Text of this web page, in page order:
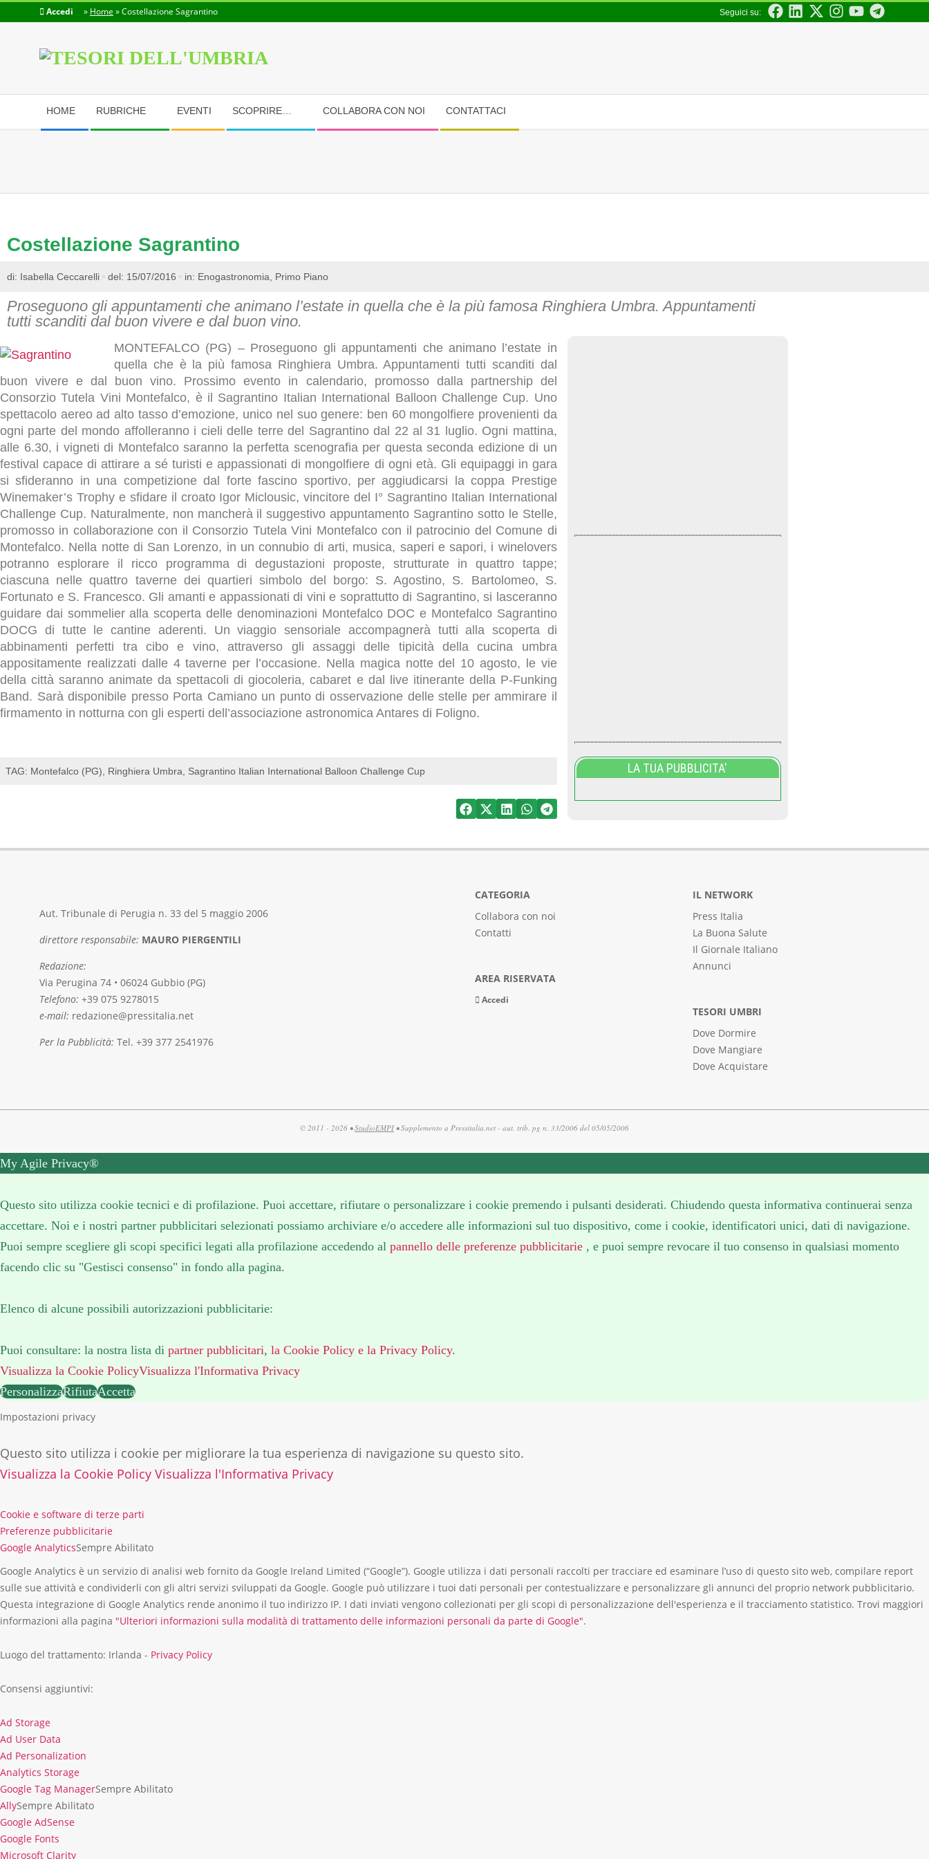
Accedi » Home »Costellazione Sagrantino Seguici su:
DELL'UMBRIA
HOME RUBRICHE EVENTI SCOPRIRE… COLLABORA CON NOI CONTATTACI
Costellazione Sagrantino
di: Isabella Ceccarelli del: 15/07/2016 in: Enogastronomia Primo Piano
Proseguono gli appuntamenti che animano l’estate in quella che è la più famosa Ringhiera Umbra. Appuntamenti
tutti scanditi dal buon vivere e dal buon vino.
MONTEFALCO (PG) – Proseguono gli appuntamenti che animano l’estate in
quella che è la più famosa Ringhiera Umbra. Appuntamenti tutti scanditi dal
buon vivere e dal buon vino. Prossimo evento in calendario, promosso dalla partnership del
Consorzio Tutela Vini Montefalco, è il Sagrantino Italian International Balloon Challenge Cup. Uno
spettacolo aereo ad alto tasso d’emozione, unico nel suo genere: ben 60 mongolfiere provenienti da
ogni parte del mondo affolleranno i cieli delle terre del Sagrantino dal 22 al 31 luglio. Ogni mattina,
alle 6.30, i vigneti di Montefalco saranno la perfetta scenografia per questa seconda edizione di un
festival capace di attirare a sé turisti e appassionati di mongolfiere di ogni età. Gli equipaggi in gara
si sfideranno in una competizione dal forte fascino sportivo, per aggiudicarsi la coppa Prestige
Winemaker’s Trophy e sfidare il croato Igor Miclousic, vincitore del I° Sagrantino Italian International
Challenge Cup. Naturalmente, non mancherà il suggestivo appuntamento Sagrantino sotto le Stelle,
promosso in collaborazione con il Consorzio Tutela Vini Montefalco con il patrocinio del Comune di
Montefalco. Nella notte di San Lorenzo, in un connubio di arti, musica, saperi e sapori, i winelovers
potranno esplorare il ricco programma di degustazioni proposte, strutturate in quattro tappe;
ciascuna nelle quattro taverne dei quartieri simbolo del borgo: S. Agostino, S. Bartolomeo, S.
Fortunato e S. Francesco. Gli amanti e appassionati di vini e soprattutto di Sagrantino, si lasceranno
guidare dai sommelier alla scoperta delle denominazioni Montefalco DOC e Montefalco Sagrantino
DOCG di tutte le cantine aderenti. Un viaggio sensoriale accompagnerà tutti alla scoperta di
abbinamenti perfetti tra cibo e vino, attraverso gli assaggi delle tipicità della cucina umbra
appositamente realizzati dalle 4 taverne per l’occasione. Nella magica notte del 10 agosto, le vie
della città saranno animate da spettacoli di giocoleria, cabaret e dal live itinerante della P-Funking
Band. Sarà disponibile presso Porta Camiano un punto di osservazione delle stelle per ammirare il
firmamento in notturna con gli esperti dell’associazione astronomica Antares di Foligno.
TAG: Montefalco (PG) Ringhiera Umbra Sagrantino Italian International Balloon Challenge Cup LA TUA PUBBLICITA'
Aut. Tribunale di Perugia n. 33 del 5 maggio 2006
direttore responsabile: MAURO PIERGENTILI
Redazione:
Via Perugina 74 • 06024 Gubbio (PG)
Telefono: +39 075 9278015
e-mail: redazione@pressitalia.net
Per la Pubblicità: Tel. +39 377 2541976
CATEGORIA
Collabora con noi
Contatti
AREA RISERVATA
Accedi
IL NETWORK
Press Italia
La Buona Salute
Il Giornale Italiano
Annunci
TESORI UMBRI
Dove Dormire
Dove Mangiare
Dove Acquistare
© 2011 - 2026 •StudioEMPI • Supplemento a Pressitalia.net - aut. trib. pg n. 33/2006 del 05/05/2006
My Agile Privacy®
Questo sito utilizza cookie tecnici e di profilazione. Puoi accettare, rifiutare o personalizzare i cookie premendo i pulsanti desiderati. Chiudendo questa informativa continuerai senza
accettare. Noi e i nostri partner pubblicitari selezionati possiamo archiviare e/o accedere alle informazioni sul tuo dispositivo, come i cookie, identificatori unici, dati di navigazione.
Puoi sempre scegliere gli scopi specifici legati alla profilazione accedendo al pannello delle preferenze pubblicitarie , e puoi sempre revocare il tuo consenso in qualsiasi momento
facendo clic su "Gestisci consenso" in fondo alla pagina.
Elenco di alcune possibili autorizzazioni pubblicitarie:
Puoi consultare: la nostra lista di partner pubblicitari, la Cookie Policy e la Privacy Policy.
Visualizza la Cookie PolicyVisualizza l'Informativa Privacy
PersonalizzaRifiutaAccetta
Impostazioni privacy
Questo sito utilizza i cookie per migliorare la tua esperienza di navigazione su questo sito.
Visualizza la Cookie Policy Visualizza l'Informativa Privacy
Cookie e software di terze parti
Preferenze pubblicitarie
Google AnalyticsSempre Abilitato
Google Analytics è un servizio di analisi web fornito da Google Ireland Limited (“Google”). Google utilizza i dati personali raccolti per tracciare ed esaminare l’uso di questo sito web, compilare report
sulle sue attività e condividerli con gli altri servizi sviluppati da Google. Google può utilizzare i tuoi dati personali per contestualizzare e personalizzare gli annunci del proprio network pubblicitario.
Questa integrazione di Google Analytics rende anonimo il tuo indirizzo IP. I dati inviati vengono collezionati per gli scopi di personalizzazione dell'esperienza e il tracciamento statistico. Trovi maggiori
informazioni alla pagina "Ulteriori informazioni sulla modalità di trattamento delle informazioni personali da parte di Google".
Luogo del trattamento: Irlanda - Privacy Policy
Consensi aggiuntivi:
Ad Storage
Ad
Storage
Ad User Data
Ad
User
Data
Ad Personalization
Ad
Personalization
Analytics Storage
Analytics
Storage
Google Tag ManagerSempre Abilitato
AllySempre Abilitato
Google AdSense
Google
AdSense
Google Fonts
Google
Microsoft Clarity